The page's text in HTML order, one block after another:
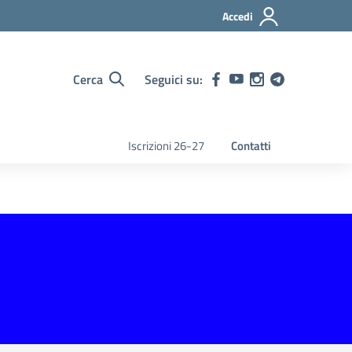
Accedi
Cerca Seguici su:
Iscrizioni 26-27 Contatti